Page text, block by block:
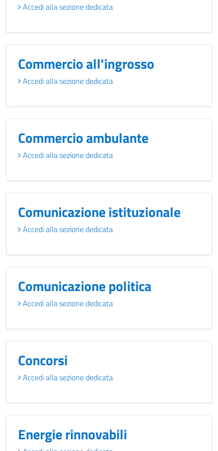
Accedi alla sezione dedicata
Commercio all'ingrosso
Accedi alla sezione dedicata
Commercio ambulante
Accedi alla sezione dedicata
Comunicazione istituzionale
Accedi alla sezione dedicata
Comunicazione politica
Accedi alla sezione dedicata
Concorsi
Accedi alla sezione dedicata
Energie rinnovabili